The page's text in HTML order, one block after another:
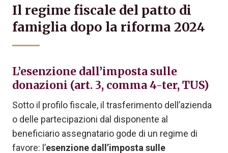
Il regime fiscale del patto di
famiglia dopo la riforma 2024
L’esenzione dall’imposta sulle
donazioni (art. 3, comma 4-ter, TUS)
Sotto il profilo fiscale, il trasferimento dell’azienda
o delle partecipazioni dal disponente al
beneficiario assegnatario gode di un regime di
favore: l’esenzione dall’imposta sulle